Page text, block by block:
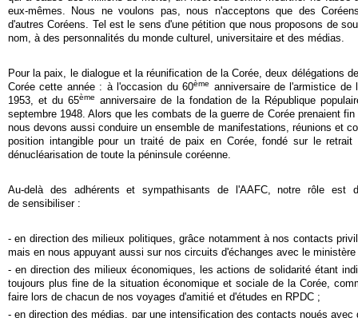
eux-mêmes. Nous ne voulons pas, nous n'acceptons que des
d'autres Coréens. Tel est le sens d'une pétition que nous proposons de
nom, à des personnalités du monde culturel, universitaire et des médias.
Pour la paix, le dialogue et la réunification de la Corée, deux délégations
Corée cette année : à l'occasion du 60ème
anniversaire de l'armistice
1953, et du 65ème
anniversaire de la fondation de la République
septembre 1948. Alors que les combats de la guerre de Corée prenaient
nous devons aussi conduire un ensemble de manifestations, réunions et
position intangible pour un traité de paix en Corée, fondé sur le
dénucléarisation de toute la péninsule coréenne.
Au-delà des adhérents et sympathisants de l'AAFC, notre rôle est
de sensibiliser :
- en direction des milieux politiques, grâce notamment à nos contacts
mais en nous appuyant aussi sur nos circuits d'échanges avec le
- en direction des milieux économiques, les actions de solidarité étant
toujours plus fine de la situation économique et sociale de la Corée,
faire lors de chacun de nos voyages d'amitié et d'études en RPDC ;
- en direction des médias, par une intensification des contacts noués